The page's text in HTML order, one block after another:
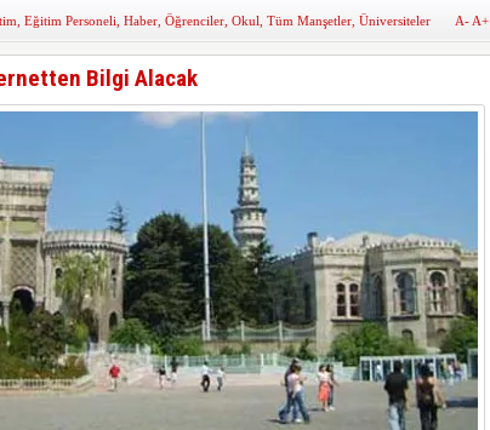
Eğitim Personeli Haber, Öğrenciler, Okul Tüm Manşetler, Üniversiteler A- A+
Bilgi Alacak